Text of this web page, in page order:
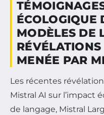
ÉCOLOGIQUE
MODÈLES DE
RÉVÉLATIONS
MENÉE PAR
Les récentes
Mistral AI sur l’impact
de langage, Mistral